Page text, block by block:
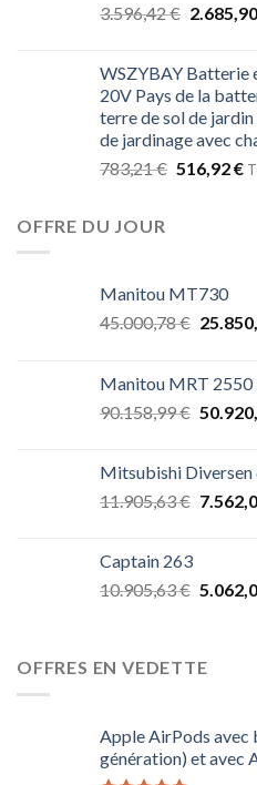
3.596,42€ 2.685,90
WSZYBAY Batterie
20V Pays de la
terre de sol de
de jardinage avec
783,21€ 516,92€
OFFRE DU JOUR
Manitou MT730
45.000,78€
Manitou MRT 2550
90.158,99€
Mitsubishi
11.905,63€
Captain 263
10.905,63€
OFFRES EN VEDETTE
Apple AirPods avec
génération) et avec